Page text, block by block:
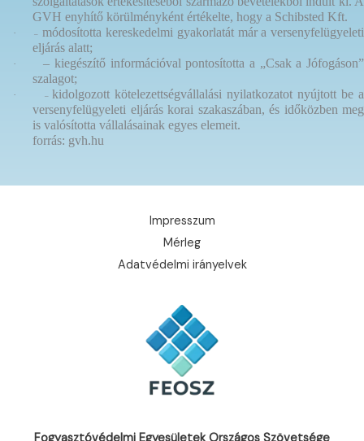
GVH enyhítő körülményként értékelte, hogy a Schibsted Kft.
· – módosította kereskedelmi gyakorlatát már a versenyfelügyeleti
eljárás alatt;
·
– kiegészítő információval pontosította a „Csak a Jófogáson”
szalagot;
· – kidolgozott kötelezettségvállalási nyilatkozatot nyújtott be a
versenyfelügyeleti eljárás korai szakaszában, és időközben meg
is valósította vállalásainak egyes elemeit.
forrás: gvh.hu
Impresszum
Mérleg
Adatvédelmi irányelvek